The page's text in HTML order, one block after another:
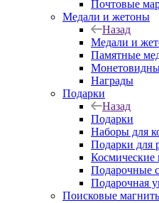
Почтовые
Медали и жетоны
Назад
Медали и
Памятные
Награды
Подарки
Назад
Подарки
Наборы для
Подарки для
Космические
Подарочные
Подарочная
Поисковые